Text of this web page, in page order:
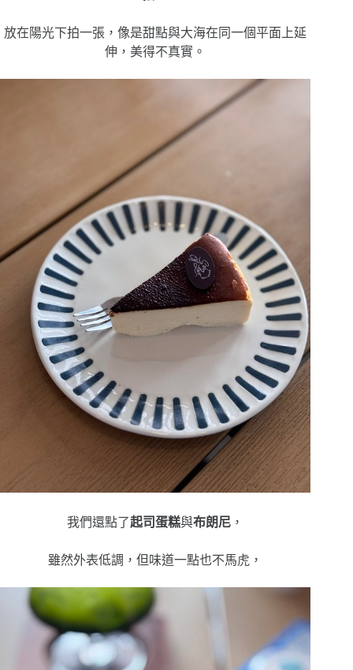
放在陽光下拍一張，像是甜點與大海在同一個平面上延
伸，美得不真實。
我們還點了起司蛋糕與布朗尼 ，
雖然外表低調，但味道一點也不馬虎，